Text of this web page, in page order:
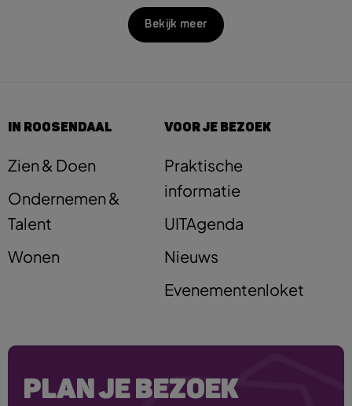
Bekijk meer
IN ROOSENDAAL
Zien & Doen
Ondernemen &
Talent
Wonen
VOOR JE BEZOEK
Praktische
informatie
UITAgenda
Nieuws
Evenementenloket
PLAN JE BEZOEK